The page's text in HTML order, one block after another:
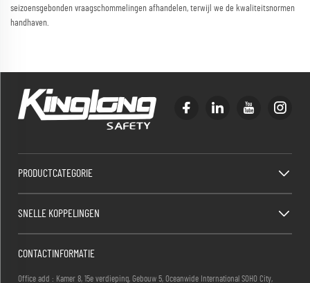
seizoensgebonden vraagschommelingen afhandelen, terwijl we de kwaliteitsnormen
handhaven.
PRODUCTCATEGORIE
SNELLE KOPPELINGEN
CONTACTINFORMATIE
Office add : Kamer 8, 15e verdieping, Gebouw 5, Oceanwide International SOHO City,